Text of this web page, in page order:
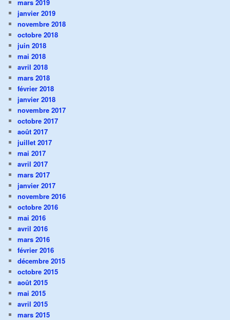
mars 2019
janvier 2019
novembre 2018
octobre 2018
juin 2018
mai 2018
avril 2018
mars 2018
février 2018
janvier 2018
novembre 2017
octobre 2017
août 2017
juillet 2017
mai 2017
avril 2017
mars 2017
janvier 2017
novembre 2016
octobre 2016
mai 2016
avril 2016
mars 2016
février 2016
décembre 2015
octobre 2015
août 2015
mai 2015
avril 2015
mars 2015